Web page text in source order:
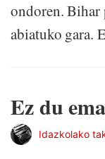
ondoren.
abiatuko gara.
Ez du
Idazkolako